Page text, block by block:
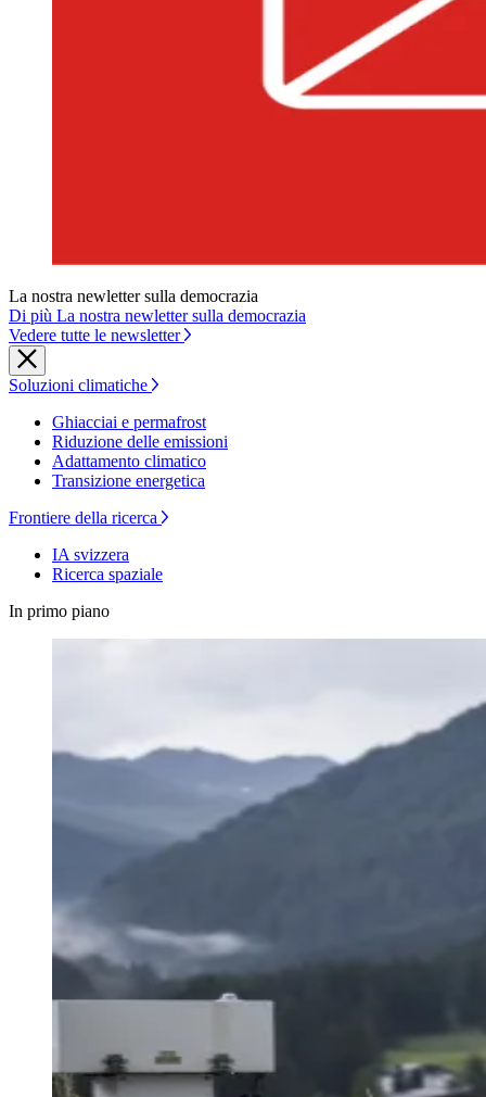
La nostra newletter sulla democrazia
Di più La nostra newletter sulla democrazia
Vedere tutte le newsletter
Soluzioni climatiche
Ghiacciai e permafrost
Riduzione delle emissioni
Adattamento climatico
Transizione energetica
Frontiere della ricerca
IA svizzera
Ricerca spaziale
In primo piano